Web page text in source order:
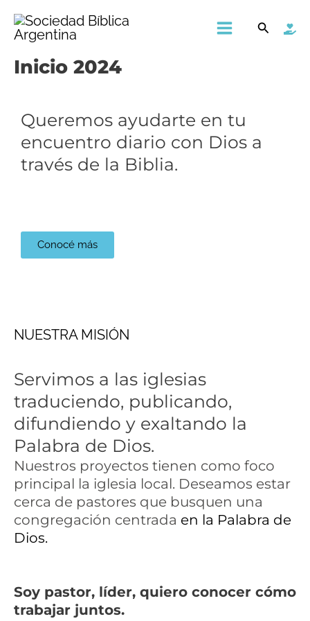
contenido
MainBuscar
Inicio 2024
Queremos ayudarte en tu
encuentro diario con Dios a
través de la Biblia.​
Conocé más
NUESTRA MISIÓN
Servimos a las iglesias
traduciendo, publicando,
difundiendo y exaltando la
Palabra de Dios.
Nuestros proyectos tienen como foco
principal la iglesia local. Deseamos estar
cerca de pastores que busquen una
congregación centrada en la Palabra de
Dios.
Soy pastor, líder, quiero conocer cómo
trabajar juntos.